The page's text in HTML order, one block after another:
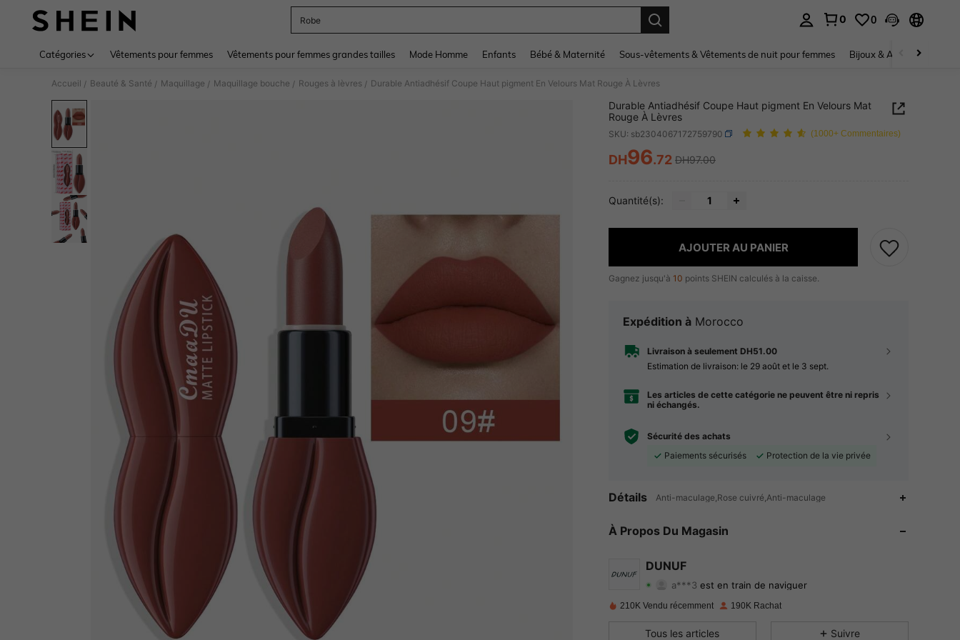
Robe
0 0
Catégories Vêtements pour femmes Vêtements pour femmes grandes tailles Mode Homme Enfants Bébé & Maternité Sous-vêtements & Vêtements de nuit pour femmes Bijoux & Accessoires pour
Accueil / Beauté & Santé / Maquillage / Maquillage bouche / Rouges à lèvres / Durable Antiadhésif Coupe Haut pigment En Velours Mat Rouge À Lèvres
Durable Antiadhésif Coupe Haut pigment En Velours Mat
Rouge À Lèvres
SKU: sb2304067172759790 (1000+ Commentaires)
PRICE AND AVAILABILITY
DH96.72 DH97.00
Quantité(s):
AJOUTER AU PANIER
Gagnez jusqu'à 10 points SHEIN calculés à la caisse.
Expédition à Morocco
Livraison à seulement DH51.00
Estimation de livraison: le 29 août et le 3 sept.
Les articles de cette catégorie ne peuvent être ni repris
ni échangés.
Sécurité des achats
Paiements sécurisés
Protection de la vie privée
Détails Anti-maculage,Rose cuivré,Anti-maculage
À Propos Du Magasin
DUNUF
4.93 Evaluation 68Articles 22KSuiveurs
210K Vendu récemment 190K Rachat
Tous les articles Suivre